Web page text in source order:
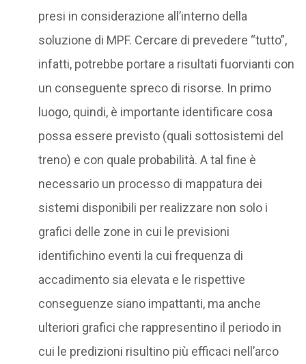
presi in considerazione all’interno della
soluzione di MPF. Cercare di prevedere “tutto”,
infatti, potrebbe portare a risultati fuorvianti con
un conseguente spreco di risorse. In primo
luogo, quindi, è importante identificare cosa
possa essere previsto (quali sottosistemi del
treno) e con quale probabilità. A tal fine è
necessario un processo di mappatura dei
sistemi disponibili per realizzare non solo i
grafici delle zone in cui le previsioni
identifichino eventi la cui frequenza di
accadimento sia elevata e le rispettive
conseguenze siano impattanti, ma anche
ulteriori grafici che rappresentino il periodo in
cui le predizioni risultino più efficaci nell’arco